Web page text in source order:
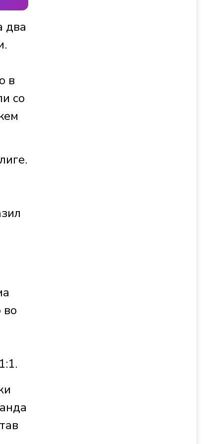
два
в
со
во